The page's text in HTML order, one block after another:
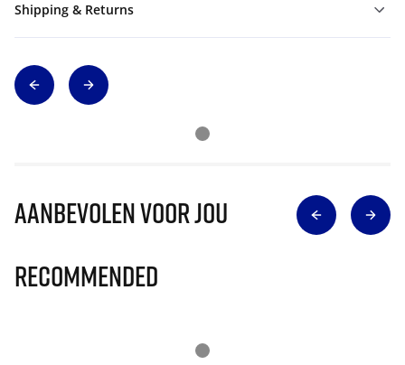
Shipping & Returns
Aanbevolen voor jou
Recommended